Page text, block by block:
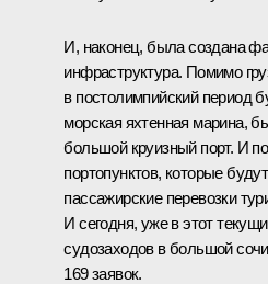
И, наконец, была создана
инфраструктура. Помимо
в постолимпийский период
морская яхтенная марина,
большой круизный порт. И
портопунктов, которые
пассажирские перевозки
И сегодня, уже в этот
судозаходов в большой
169 заявок.